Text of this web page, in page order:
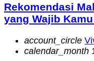
Rekomendasi
yang Wajib
account_circle
calendar_month